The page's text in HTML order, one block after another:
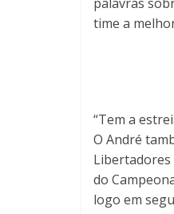
time a
“Tem a
O André
Libertadores
do
logo em